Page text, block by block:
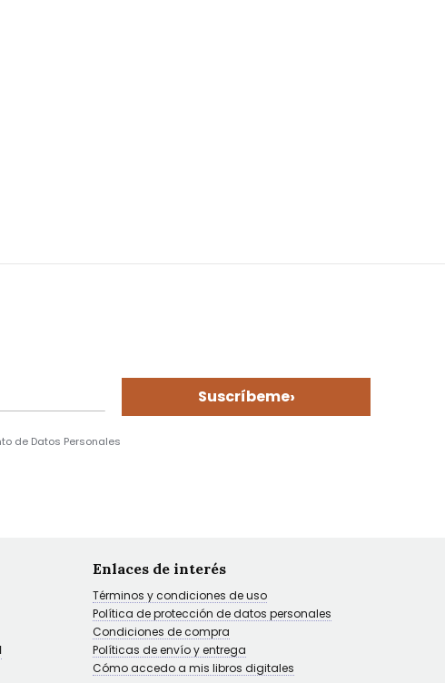
Suscríbeme›
de Datos Personales
Enlaces de interés
Términos y condiciones de uso
Política de protección de datos personales
Condiciones de compra
Políticas de envío y entrega
Cómo accedo a mis libros digitales